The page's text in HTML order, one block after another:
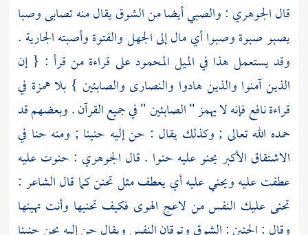
قال الجوهري : والصبي أيضا من الشوق يقال منه تصابى وصبا
يصبو صبوة وصبوا أي مال إلى الجهل والفتوة وأصبته الجارية .
وقد يستعمل هذا في الميل المحمود على قراءة من قرأ : { إن
الذين آمنوا والذين هادوا والنصارى والصابئين } بلا همزة في
قراءة نافع فإنه لا يهمز " الصابئين " في جميع القرآن . وبعضهم قد
حمده الله تعالى ; وكذلك يقال : حن إليه حنينا ; ومنه حنا في
الاشتقاق الأكبر يحنو عليه حنوا . قال الجوهري : حنوت عليه
عطفت عليه ويحني عليه أي يعطف مثل تحنن كما قال الشاعر :
تحنى عليك النفس من لاعج الهوى فكيف تحنيها وأنت تهينها